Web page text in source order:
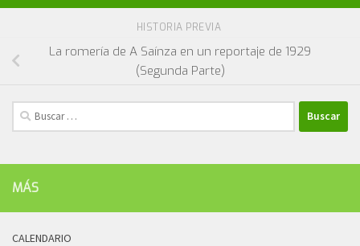
HISTORIA PREVIA
La romería de A Saínza en un reportaje de 1929
(Segunda Parte)
Buscar:
MÁS
CALENDARIO